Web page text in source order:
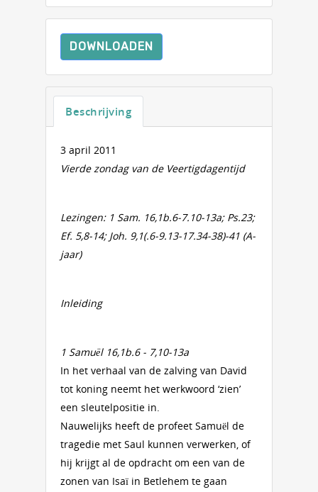
DOWNLOADEN
Beschrijving
3 april 2011
Vierde zondag van de Veertigdagentijd
Lezingen: 1 Sam. 16,1b.6-7.10-13a; Ps.23;
Ef. 5,8-14; Joh. 9,1(.6-9.13-17.34-38)-41 (A-
jaar)
Inleiding
1 Samuël 16,1b.6 - 7,10-13a
In het verhaal van de zalving van David
tot koning neemt het werkwoord ‘zien’
een sleutelpositie in.
Nauwelijks heeft de profeet Samuël de
tragedie met Saul kunnen verwerken, of
hij krijgt al de opdracht om een van de
zonen van Isaï in Betlehem te gaan